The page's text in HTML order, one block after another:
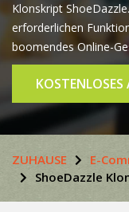
Klonskript
erforderlichen
boomendes Online-
ZUHAUSE
E-
ShoeDazzle